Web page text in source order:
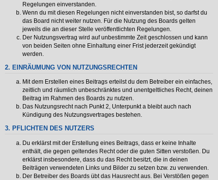
Regelungen einverstanden.
Wenn du mit diesen Regelungen nicht einverstanden bist, so darfst du
das Board nicht weiter nutzen. Für die Nutzung des Boards gelten
jeweils die an dieser Stelle veröffentlichten Regelungen.
Der Nutzungsvertrag wird auf unbestimmte Zeit geschlossen und kann
von beiden Seiten ohne Einhaltung einer Frist jederzeit gekündigt
werden.
2. EINRÄUMUNG VON NUTZUNGSRECHTEN
Mit dem Erstellen eines Beitrags erteilst du dem Betreiber ein einfaches,
zeitlich und räumlich unbeschränktes und unentgeltliches Recht, deinen
Beitrag im Rahmen des Boards zu nutzen.
Das Nutzungsrecht nach Punkt 2, Unterpunkt a bleibt auch nach
Kündigung des Nutzungsvertrages bestehen.
3. PFLICHTEN DES NUTZERS
Du erklärst mit der Erstellung eines Beitrags, dass er keine Inhalte
enthält, die gegen geltendes Recht oder die guten Sitten verstoßen. Du
erklärst insbesondere, dass du das Recht besitzt, die in deinen
Beiträgen verwendeten Links und Bilder zu setzen bzw. zu verwenden.
Der Betreiber des Boards übt das Hausrecht aus. Bei Verstößen gegen